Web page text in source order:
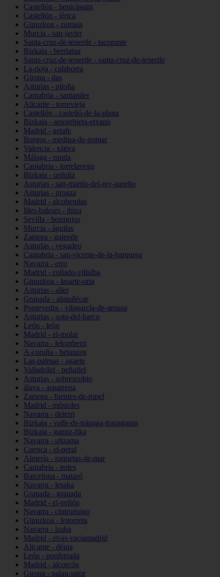
Castellón - benicàssim
Castellón - jérica
Gipuzkoa - zumaia
Murcia - san-javier
Santa-cruz-de-tenerife - tacoronte
Bizkaia - berriatua
Santa-cruz-de-tenerife - santa-cruz-de-tenerife
La-rioja - calahorra
Girona - das
Asturias - piloña
Cantabria - santander
Alicante - torrevieja
Castellón - castelló-de-la-plana
Bizkaia - amorebieta-etxano
Madrid - getafe
Burgos - medina-de-pomar
Valencia - xàtiva
Málaga - ronda
Cantabria - torrelavega
Bizkaia - urduliz
Asturias - san-martín-del-rey-aurelio
Asturias - proaza
Madrid - alcobendas
Illes-balears - ibiza
Sevilla - bormujos
Murcia - águilas
Zamora - galende
Asturias - vegadeo
Cantabria - san-vicente-de-la-barquera
Navarra - erro
Madrid - collado-villalba
Gipuzkoa - lasarte-oria
Asturias - aller
Granada - almuñécar
Pontevedra - vilagarcía-de-arousa
Asturias - soto-del-barco
León - león
Madrid - el-molar
Navarra - lekunberri
A-coruña - betanzos
Las-palmas - agaete
Valladolid - peñafiel
Asturias - sobrescobio
álava - asparrena
Zamora - fuentes-de-ropel
Madrid - móstoles
Navarra - deierri
Bizkaia - valle-de-trápaga-trapagaran
Bizkaia - gamiz-fika
Navarra - ultzama
Cuenca - el-peral
Almería - roquetas-de-mar
Cantabria - potes
Barcelona - mataró
Navarra - lesaka
Granada - granada
Madrid - el-vellón
Navarra - cintruénigo
Gipuzkoa - legorreta
Navarra - izaba
Madrid - rivas-vaciamadrid
Alicante - dénia
León - ponferrada
Madrid - alcorcón
Girona - palau-sator